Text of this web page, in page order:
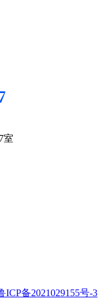
室
ICP备2021029155号-3